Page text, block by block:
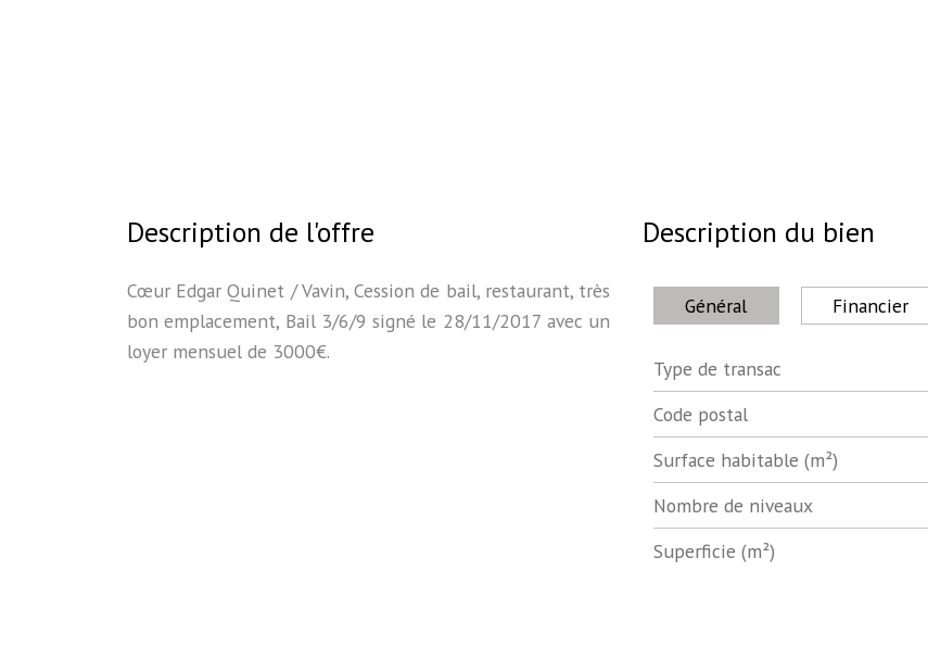
Description de l'offre
Cœur Edgar Quinet / Vavin, Cession de bail, restaurant, très
bon emplacement, Bail 3/6/9 signé le 28/11/2017 avec un
loyer mensuel de 3000€.
Description du bien
Général Financier
Label Value
Type de transac
Code postal
Surface habitable (m²)
Nombre de niveaux
Superficie (m²)